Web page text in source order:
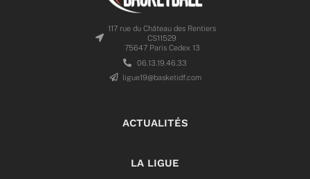
117 rue du Château des Rentiers
CS11529
75647 Paris Cedex 13
06.13.19.46.33
ligue19@basketidf.com
ACTUALITÉS
LA LIGUE